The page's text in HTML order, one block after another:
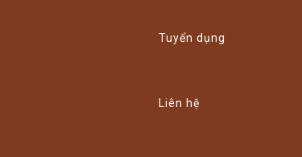
Tuyển dụng
Liên hệ